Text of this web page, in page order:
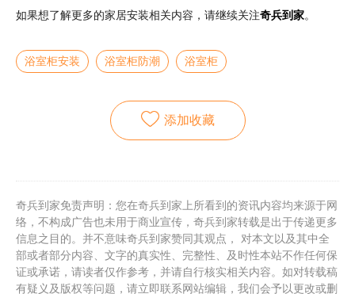
如果想了解更多的家居安装相关内容，请继续关注奇兵到家。
浴室柜安装 浴室柜防潮 浴室柜
添加收藏
奇兵到家免责声明：您在奇兵到家上所看到的资讯内容均来源于网
络，不构成广告也未用于商业宣传，奇兵到家转载是出于传递更多
信息之目的。并不意味奇兵到家赞同其观点， 对本文以及其中全
部或者部分内容、文字的真实性、完整性、及时性本站不作任何保
证或承诺，请读者仅作参考，并请自行核实相关内容。如对转载稿
有疑义及版权等问题，请立即联系网站编辑，我们会予以更改或删